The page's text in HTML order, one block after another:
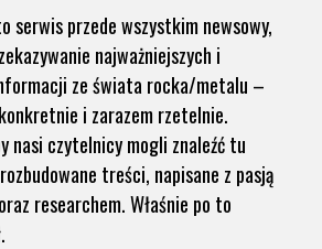
serwis przede wszystkim newsowy,
najważniejszych i
ze świata rocka/metalu –
i zarazem rzetelnie.
nasi czytelnicy mogli znaleźć tu
treści, napisane z pasją
researchem. Właśnie po to